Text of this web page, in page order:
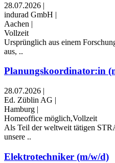
28.07.2026 |
indurad GmbH |
Aachen |
Vollzeit
Ursprünglich aus einem
aus, ..
Planungskoordinator:in
28.07.2026 |
Ed. Züblin AG |
Hamburg |
Homeoffice möglich,Vollzeit
Als Teil der weltweit tätigen
unsere ..
Elektrotechniker (m/w/d)